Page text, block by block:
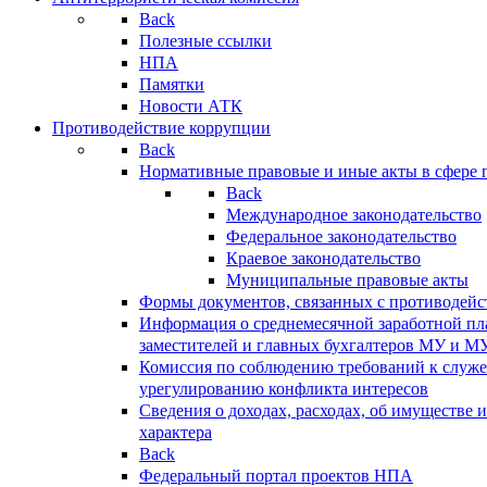
Back
Полезные ссылки
НПА
Памятки
Новости АТК
Противодействие коррупции
Back
Нормативные правовые и иные акты в сфере
Back
Международное законодательство
Федеральное законодательство
Краевое законодательство
Муниципальные правовые акты
Формы документов, связанных с
Информация о среднемесячной заработной
заместителей и главных бухгалтеров МУ и
Комиссия по соблюдению требований к
урегулированию конфликта интересов
Сведения о доходах, расходах, об имуществе
характера
Back
Федеральный портал проектов НПА